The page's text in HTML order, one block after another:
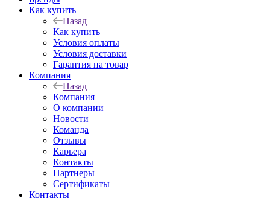
Как купить
Назад
Как купить
Условия оплаты
Условия доставки
Гарантия на товар
Компания
Назад
Компания
О компании
Новости
Команда
Отзывы
Карьера
Контакты
Партнеры
Сертификаты
Контакты